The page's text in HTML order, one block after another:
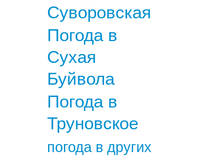
Суворовская
Погода в
Сухая
Буйвола
Погода в
Труновское
погода в других